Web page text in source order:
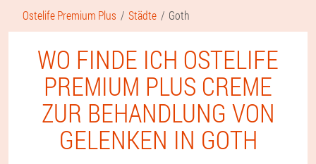
Ostelife Premium Plus Städte Goth
WO FINDE ICH OSTELIFE
PREMIUM PLUS CREME
ZUR BEHANDLUNG VON
GELENKEN IN GOTH